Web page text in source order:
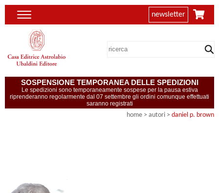
newsletter
SOSPENSIONE TEMPORANEA DELLE SPEDIZIONI
Le spedizioni sono temporaneamente sospese per la pausa estiva
riprenderanno regolarmente dal 07 settembre gli ordini comunque effettuati
saranno registrati
home > autori > daniel p. brown